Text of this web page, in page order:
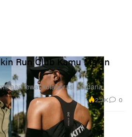
Run Club Kamu Makin
lewat kolaborasi perdana.
2.3K 0